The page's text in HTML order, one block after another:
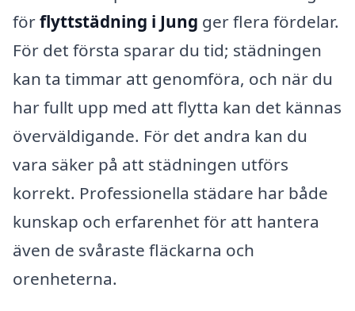
förflyttstädning i Jung ger flera fördelar.
För det första sparar du tid; städningen
kan ta timmar att genomföra, och när du
har fullt upp med att flytta kan det kännas
överväldigande. För det andra kan du
vara säker på att städningen utförs
korrekt. Professionella städare har både
kunskap och erfarenhet för att hantera
även de svåraste fläckarna och
orenheterna.